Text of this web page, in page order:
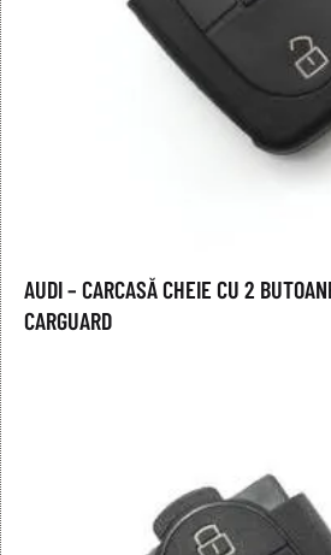
AUDI – CARCASĂ CHEIE CU 2
CARGUARD